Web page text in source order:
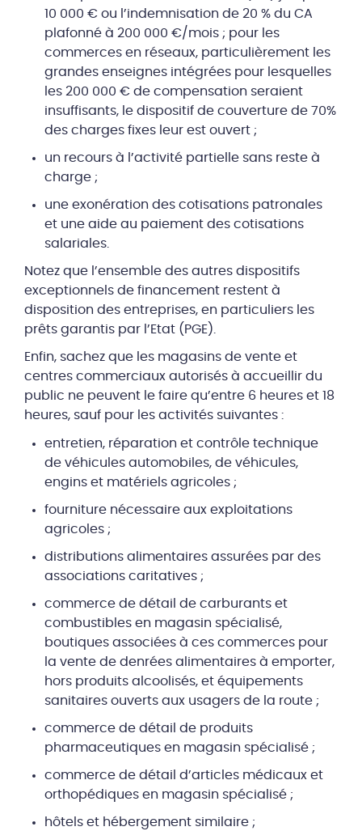
10 000 € ou l’indemnisation de 20 % du CA
plafonné à 200 000 €/mois ; pour les
commerces en réseaux, particulièrement les
grandes enseignes intégrées pour lesquelles
les 200 000 € de compensation seraient
insuffisants, le dispositif de couverture de 70%
des charges fixes leur est ouvert ;
un recours à l’activité partielle sans reste à
charge ;
une exonération des cotisations patronales
et une aide au paiement des cotisations
salariales.
Notez que l’ensemble des autres dispositifs
exceptionnels de financement restent à
disposition des entreprises, en particuliers les
prêts garantis par l’Etat (PGE).
Enfin, sachez que les magasins de vente et
centres commerciaux autorisés à accueillir du
public ne peuvent le faire qu’entre 6 heures et 18
heures, sauf pour les activités suivantes :
entretien, réparation et contrôle technique
de véhicules automobiles, de véhicules,
engins et matériels agricoles ;
fourniture nécessaire aux exploitations
agricoles ;
distributions alimentaires assurées par des
associations caritatives ;
commerce de détail de carburants et
combustibles en magasin spécialisé,
boutiques associées à ces commerces pour
la vente de denrées alimentaires à emporter,
hors produits alcoolisés, et équipements
sanitaires ouverts aux usagers de la route ;
commerce de détail de produits
pharmaceutiques en magasin spécialisé ;
commerce de détail d’articles médicaux et
orthopédiques en magasin spécialisé ;
hôtels et hébergement similaire ;